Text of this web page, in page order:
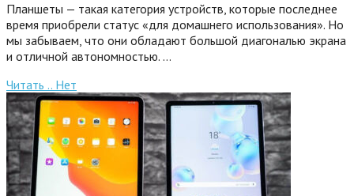
Планшеты — такая категория устройств, которые последнее
время приобрели статус «для домашнего использования». Но
мы забываем, что они обладают большой диагональю экрана
и отличной автономностью. …
Читать .. Нет